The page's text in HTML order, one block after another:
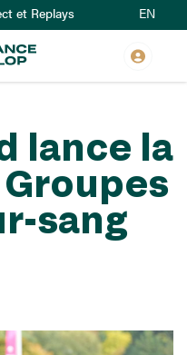
et Replays EN
lance la
sang